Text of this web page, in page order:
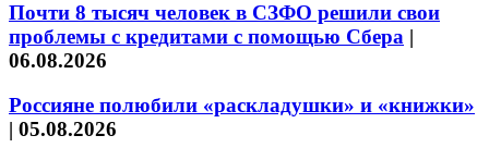
Почти 8 тысяч человек в СЗФО решили свои
проблемы с кредитами с помощью Сбера |
06.08.2026
Россияне полюбили «раскладушки» и «книжки»
| 05.08.2026